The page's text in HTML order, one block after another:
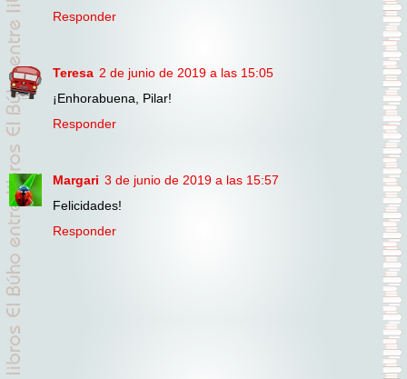
Responder
Teresa 2 de junio de 2019 a las 15:05
¡Enhorabuena, Pilar!
Responder
Margari 3 de junio de 2019 a las 15:57
Felicidades!
Responder